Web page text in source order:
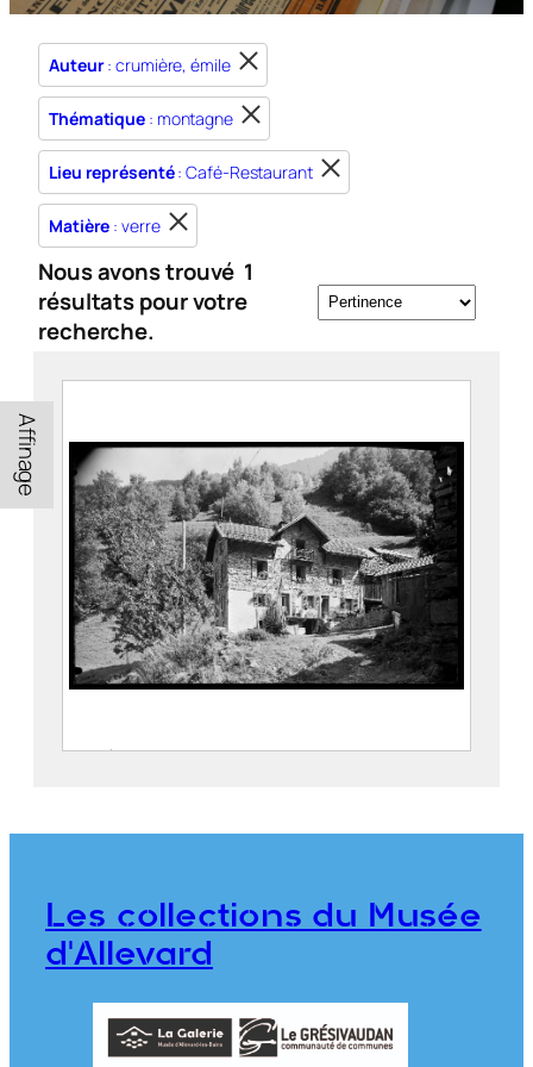
Auteur: crumière, émile
Thématique : montagne
Lieu représenté: Café-Restaurant
Matière : verre
Nous avons trouvé 1
résultats pour votre
recherche.
Affinage
Café-restaurant dans le Hameau de
FEUGIER, Albert Marius (Saint-
CRUMIÈRE, Émile
CE2020.1.291
Les collections du Musée
d'Allevard